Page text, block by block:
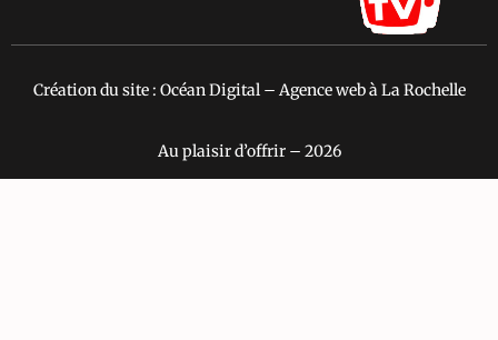
Création du site : Océan Digital – Agence web à La Rochelle
Au plaisir d’offrir – 2026